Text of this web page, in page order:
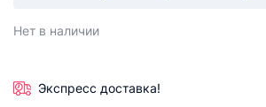
Нет в наличии
Экспресс доставка!